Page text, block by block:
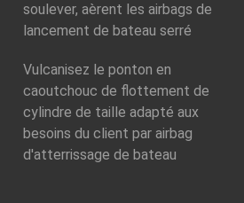
soulever, aèrent les airbags de
lancement de bateau serré
Vulcanisez le ponton en
caoutchouc de flottement de
cylindre de taille adapté aux
besoins du client par airbag
d'atterrissage de bateau